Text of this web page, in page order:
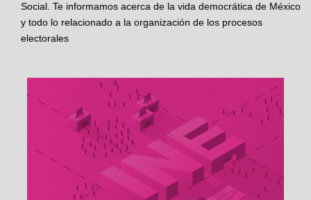
Social. Te informamos acerca de la vida democrática de México
y todo lo relacionado a la organización de los procesos
electorales